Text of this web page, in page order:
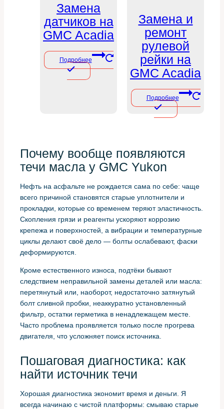
Замена
датчиков на
GMC Acadia
Подробнее
Замена и
ремонт
рулевой
рейки на
GMC Acadia
Подробнее
Почему вообще появляются
течи масла у GMC Yukon
Нефть на асфальте не рождается сама по себе: чаще
всего причиной становятся старые уплотнители и
прокладки, которые со временем теряют эластичность.
Скопления грязи и реагенты ускоряют коррозию
крепежа и поверхностей, а вибрации и температурные
циклы делают своё дело — болты ослабевают, фаски
деформируются.
Кроме естественного износа, подтёки бывают
следствием неправильной замены деталей или масла:
перетянутый или, наоборот, недостаточно затянутый
болт сливной пробки, неаккуратно установленный
фильтр, остатки герметика в ненадлежащем месте.
Часто проблема проявляется только после прогрева
двигателя, что усложняет поиск источника.
Пошаговая диагностика: как
найти источник течи
Хорошая диагностика экономит время и деньги. Я
всегда начинаю с чистой платформы: смываю старые